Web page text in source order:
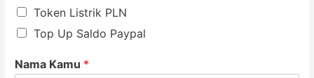
Token Listrik PLN
Top Up Saldo Paypal
Nama Kamu *